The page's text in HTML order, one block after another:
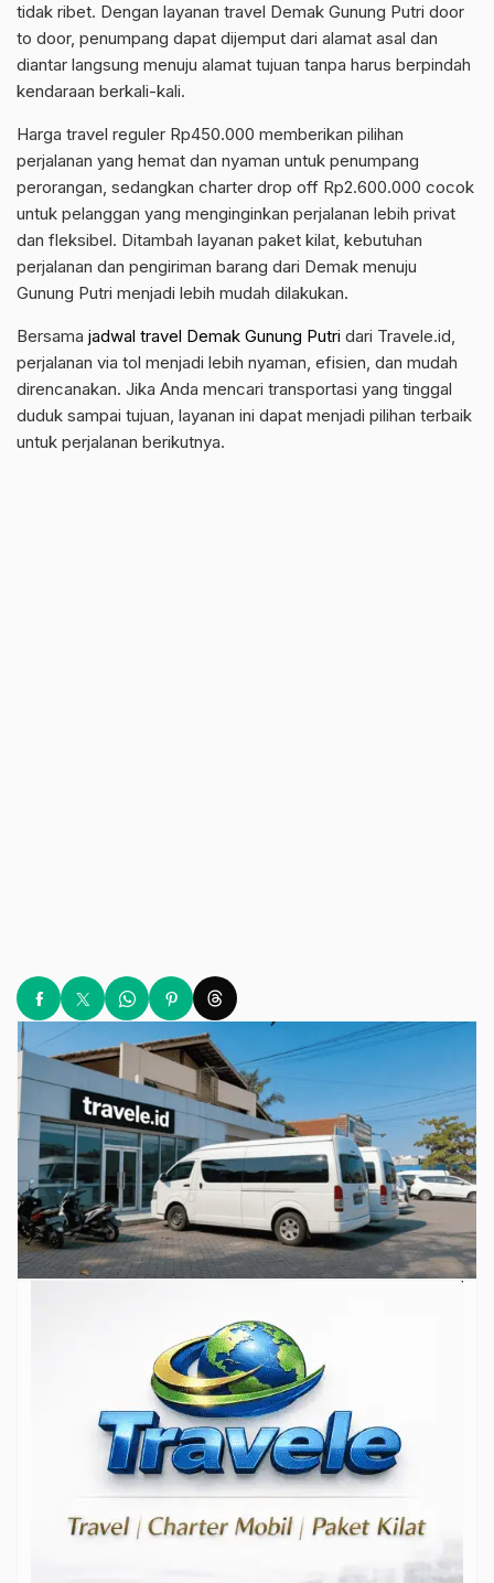
tidak ribet. Dengan layanan travel Demak Gunung Putri door
to door, penumpang dapat dijemput dari alamat asal dan
diantar langsung menuju alamat tujuan tanpa harus berpindah
kendaraan berkali-kali.
Harga travel reguler Rp450.000 memberikan pilihan
perjalanan yang hemat dan nyaman untuk penumpang
perorangan, sedangkan charter drop off Rp2.600.000 cocok
untuk pelanggan yang menginginkan perjalanan lebih privat
dan fleksibel. Ditambah layanan paket kilat, kebutuhan
perjalanan dan pengiriman barang dari Demak menuju
Gunung Putri menjadi lebih mudah dilakukan.
Bersama jadwal travel Demak Gunung Putri dari Travele.id,
perjalanan via tol menjadi lebih nyaman, efisien, dan mudah
direncanakan. Jika Anda mencari transportasi yang tinggal
duduk sampai tujuan, layanan ini dapat menjadi pilihan terbaik
untuk perjalanan berikutnya.